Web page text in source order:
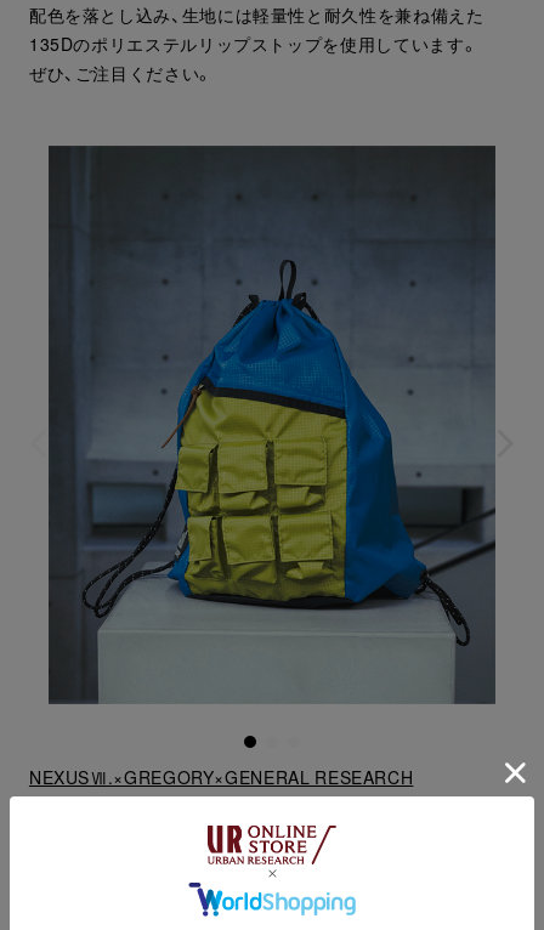
配色を落とし込み、生地には軽量性と耐久性を兼ね備えた
135Dのポリエステルリップストップを使用しています。
ぜひ、ご注目ください。
NEXUSⅦ.×GREGORY×GENERAL RESEARCH
STYLE No : UMA6-NGY-G0B
price：¥16,500 (tax incl.)
color：BLU×GRN / GRN×BLU
発売日：2025年8月15日(金)